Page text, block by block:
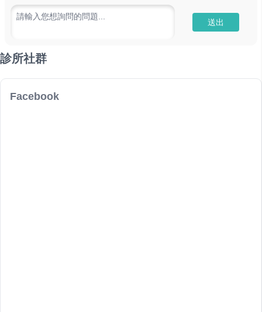
請輸入您想詢問的問題...
送出
診所社群
Facebook